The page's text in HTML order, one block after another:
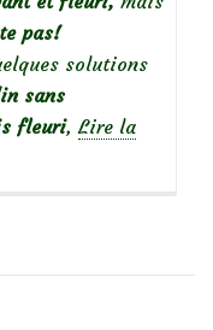
pas!
solutions
sans
fleuri, Lire la